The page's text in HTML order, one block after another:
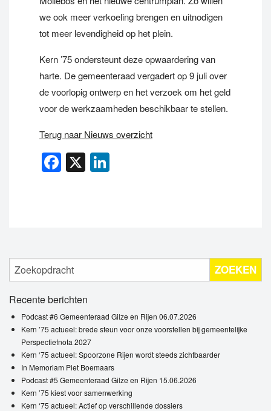
we ook meer verkoeling brengen en uitnodigen
tot meer levendigheid op het plein.
Kern ’75 ondersteunt deze opwaardering van
harte. De gemeenteraad vergadert op 9 juli over
de voorlopig ontwerp en het verzoek om het geld
voor de werkzaamheden beschikbaar te stellen.
Terug naar Nieuws overzicht
Facebook
X
ZOEKEN
Recente berichten
Podcast #6 Gemeenteraad Gilze en Rijen 06.07.2026
Kern ’75 actueel: brede steun voor onze voorstellen bij gemeentelijke
Perspectiefnota 2027
Kern ‘75 actueel: Spoorzone Rijen wordt steeds zichtbaarder
In Memoriam Piet Boemaars
Podcast #5 Gemeenteraad Gilze en Rijen 15.06.2026
Kern ’75 kiest voor samenwerking
Kern ‘75 actueel: Actief op verschillende dossiers